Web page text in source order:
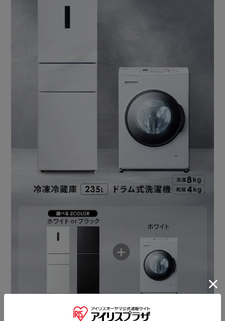
皮脂汚れ、ニオイ対策。
・ガンコな黄ばみに「40℃コース」＋つけ置き約30分／染
みついた黄ばみを温水＋つけ置きでスッキリ！
洗剤が溶けやすくなる20℃設定で、高い洗浄力をキープ。
水温が下がりやすい、冬場のお洗濯におすすめです。
Point．3：高い節水性能／タテ型洗濯機より少ない水で洗
洗濯回数の多いご家庭におすすめ。
さらに、ドラム式洗濯機で採用している「たたき洗い」は衣
Point．4：豊富な運転コース／洗濯物に合わせて最適な洗
100％乾燥する標準コースはもちろん、布団のような大物・
【洗い方を「おこのみ設定」】
おこのみに合わせて設定を登録し、呼び出して運転できま
【コースごとに最適な洗い方で洗浄力UP！】
コースごとに3パターンの洗い方（回転洗い、たたき洗い、
ソフト洗い）の組み合わせを変更。
効果的に洗浄し、汚れを落とします。